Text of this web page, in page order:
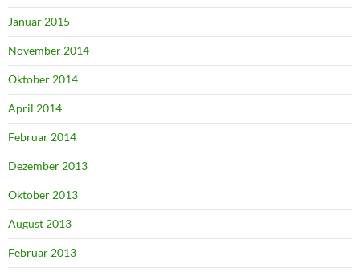
Januar 2015
November 2014
Oktober 2014
April 2014
Februar 2014
Dezember 2013
Oktober 2013
August 2013
Februar 2013